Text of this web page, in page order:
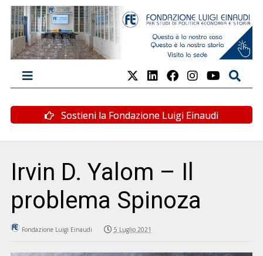
Sostieni la Fondazione Luigi Einaudi
Irvin D. Yalom – Il
problema Spinoza
Fondazione Luigi Einaudi 5 Luglio 2021